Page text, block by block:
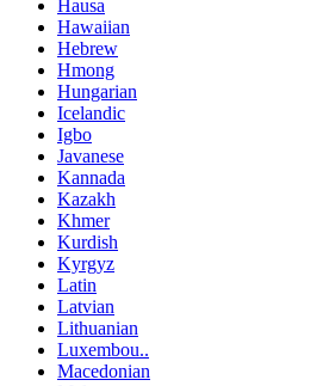
Hausa
Hawaiian
Hebrew
Hmong
Hungarian
Icelandic
Igbo
Javanese
Kannada
Kazakh
Khmer
Kurdish
Kyrgyz
Latin
Latvian
Lithuanian
Luxembou..
Macedonian